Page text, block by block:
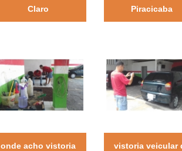
Claro
Piracicaba
onde acho vistoria
vistoria veicular